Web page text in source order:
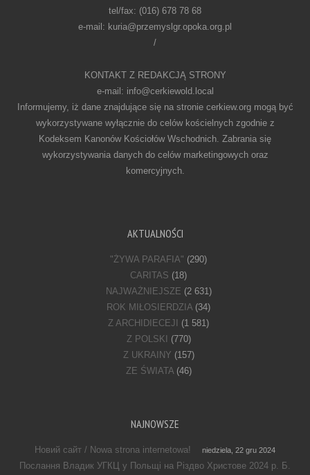
tel/fax: (016) 678 78 68
e-mail: kuria@przemyslgr.opoka.org.pl
/
KONTAKT Z REDAKCJĄ STRONY
e-mail: info@cerkiewold.local
Informujemy, iż dane znajdujące się na stronie cerkiew.org mogą być
wykorzystywane wyłącznie do celów kościelnych zgodnie z
Kodeksem Kanonów Kościołów Wschodnich. Zabrania się
wykorzystywania danych do celów marketingowych oraz
komercyjnych.
AKTUALNOŚCI
"ŻYWA PARAFIA" (290)
CARITAS (18)
NAJWAŻNIEJSZE (2 631)
ROK MIŁOSIERDZIA (34)
Z ARCHIDIECEJI
(1 581)
Z POLSKI
(770)
Z UKRAINY (157)
ZE ŚWIATA(46)
NAJNOWSZE
Новий сайт / Nowa strona internetowa! niedziela, 22 gru 2024
Послання Владик УГКЦ у Польщі на Різдво Христове 2024 р. Б.